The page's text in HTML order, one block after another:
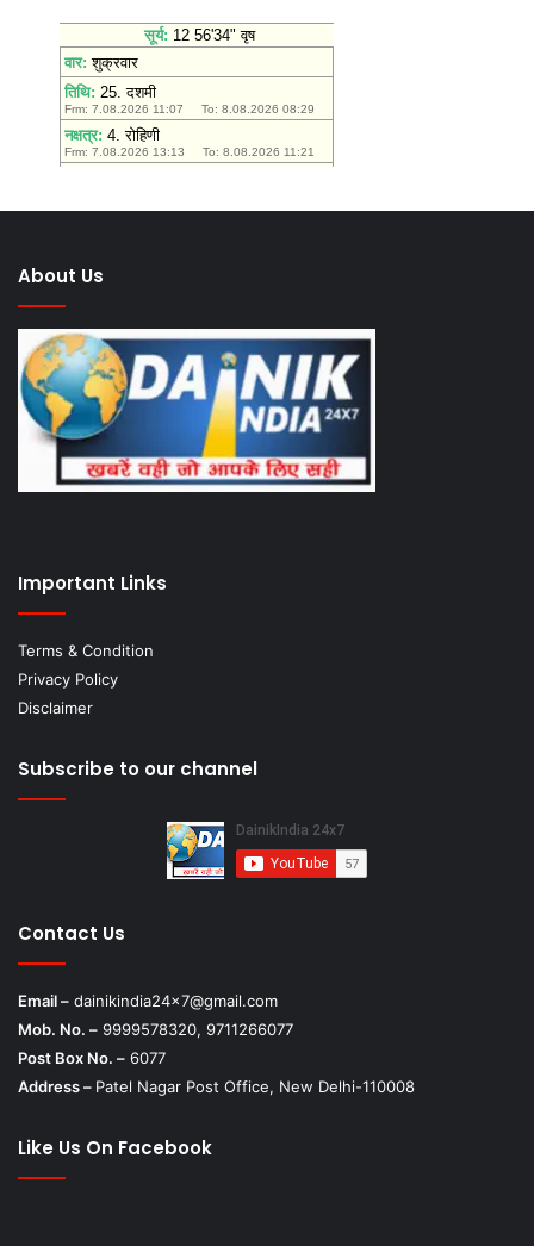
About Us
Important Links
Terms & Condition
Privacy Policy
Disclaimer
Subscribe to our channel
Contact Us
Email – dainikindia24x7@gmail.com
Mob. No. – 9999578320, 9711266077
Post Box No. – 6077
Address – Patel Nagar Post Office, New Delhi-110008
Like Us On Facebook